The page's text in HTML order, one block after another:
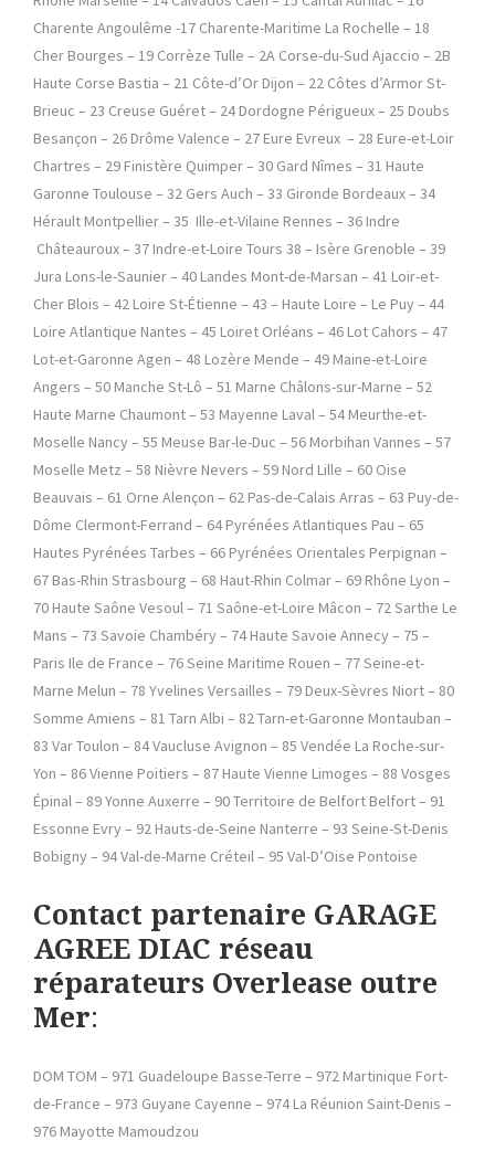
Charente Angoulême -17 Charente-Maritime La Rochelle – 18
Cher Bourges – 19 Corrèze Tulle – 2A Corse-du-Sud Ajaccio – 2B
Haute Corse Bastia – 21 Côte-d’Or Dijon – 22 Côtes d’Armor St-
Brieuc – 23 Creuse Guéret – 24 Dordogne Périgueux – 25 Doubs
Besançon – 26 Drôme Valence – 27 Eure Evreux – 28 Eure-et-Loir
Chartres – 29 Finistère Quimper – 30 Gard Nîmes – 31 Haute
Garonne Toulouse – 32 Gers Auch – 33 Gironde Bordeaux – 34
Hérault Montpellier – 35 Ille-et-Vilaine Rennes – 36 Indre
Châteauroux – 37 Indre-et-Loire Tours 38 – Isère Grenoble – 39
Jura Lons-le-Saunier – 40 Landes Mont-de-Marsan – 41 Loir-et-
Cher Blois – 42 Loire St-Étienne – 43 – Haute Loire – Le Puy – 44
Loire Atlantique Nantes – 45 Loiret Orléans – 46 Lot Cahors – 47
Lot-et-Garonne Agen – 48 Lozère Mende – 49 Maine-et-Loire
Angers – 50 Manche St-Lô – 51 Marne Châlons-sur-Marne – 52
Haute Marne Chaumont – 53 Mayenne Laval – 54 Meurthe-et-
Moselle Nancy – 55 Meuse Bar-le-Duc – 56 Morbihan Vannes – 57
Moselle Metz – 58 Nièvre Nevers – 59 Nord Lille – 60 Oise
Beauvais – 61 Orne Alençon – 62 Pas-de-Calais Arras – 63 Puy-de-
Dôme Clermont-Ferrand – 64 Pyrénées Atlantiques Pau – 65
Hautes Pyrénées Tarbes – 66 Pyrénées Orientales Perpignan –
67 Bas-Rhin Strasbourg – 68 Haut-Rhin Colmar – 69 Rhône Lyon –
70 Haute Saône Vesoul – 71 Saône-et-Loire Mâcon – 72 Sarthe Le
Mans – 73 Savoie Chambéry – 74 Haute Savoie Annecy – 75 –
Paris Ile de France – 76 Seine Maritime Rouen – 77 Seine-et-
Marne Melun – 78 Yvelines Versailles – 79 Deux-Sèvres Niort – 80
Somme Amiens – 81 Tarn Albi – 82 Tarn-et-Garonne Montauban –
83 Var Toulon – 84 Vaucluse Avignon – 85 Vendée La Roche-sur-
Yon – 86 Vienne Poitiers – 87 Haute Vienne Limoges – 88 Vosges
Épinal – 89 Yonne Auxerre – 90 Territoire de Belfort Belfort – 91
Essonne Evry – 92 Hauts-de-Seine Nanterre – 93 Seine-St-Denis
Bobigny – 94 Val-de-Marne Créteil – 95 Val-D’Oise Pontoise
Contact partenaire GARAGE
AGREE DIAC réseau
réparateurs Overlease outre
Mer:
DOM TOM – 971 Guadeloupe Basse-Terre – 972 Martinique Fort-
de-France – 973 Guyane Cayenne – 974 La Réunion Saint-Denis –
976 Mayotte Mamoudzou